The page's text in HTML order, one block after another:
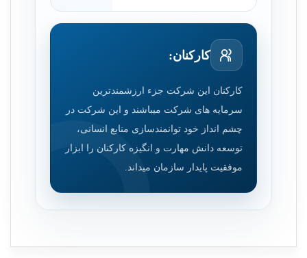
کارکنان:
کارکنان این شرکت جزء ارزشمندترین
سرمایه­ های شرکت می­باشند و این شرکت در
چشم ­انداز خود توانمندسازی منابع انسانی،
توسعه دانش مهارت و انگیزه کارکنان را ابزار
موفقیت پایدار سازمان می­داند.